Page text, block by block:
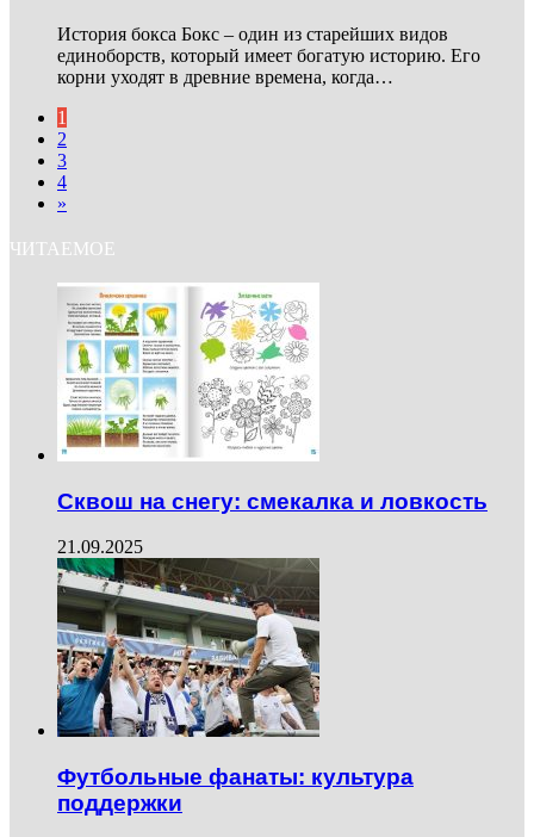
История бокса Бокс – один из старейших видов
единоборств, который имеет богатую историю. Его
корни уходят в древние времена, когда…
1
2
3
4
»
ЧИТАЕМОЕ
Сквош на снегу: смекалка и ловкость
21.09.2025
Футбольные фанаты: культура
поддержки